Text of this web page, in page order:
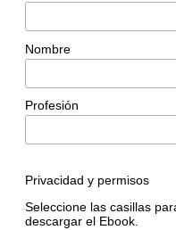
Nombre
Profesión
Privacidad y permisos
Seleccione las casillas
descargar el Ebook.